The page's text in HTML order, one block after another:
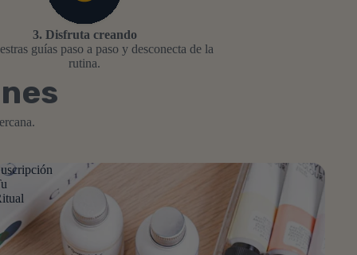
3. Disfruta creando
guías paso a paso y desconecta de la
rutina.